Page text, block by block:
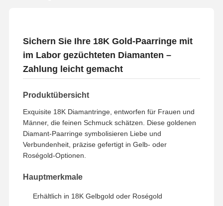
Sichern Sie Ihre 18K Gold-Paarringe mit
im Labor gezüchteten Diamanten –
Zahlung leicht gemacht
Produktübersicht
Exquisite 18K Diamantringe, entworfen für Frauen und
Männer, die feinen Schmuck schätzen. Diese goldenen
Diamant-Paarringe symbolisieren Liebe und
Verbundenheit, präzise gefertigt in Gelb- oder
Roségold-Optionen.
Hauptmerkmale
Erhältlich in 18K Gelbgold oder Roségold